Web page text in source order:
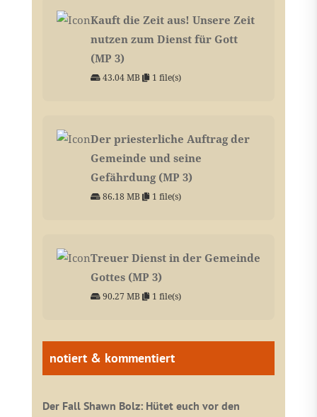
Kauft die Zeit aus! Unsere Zeit
nutzen zum Dienst für Gott
(MP 3)
43.04 MB 1 file(s)
Der priesterliche Auftrag der
Gemeinde und seine
Gefährdung (MP 3)
86.18 MB 1 file(s)
Treuer Dienst in der Gemeinde
Gottes (MP 3)
90.27 MB 1 file(s)
notiert & kommentiert
Der Fall Shawn Bolz: Hütet euch vor den